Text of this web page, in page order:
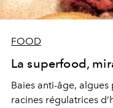
FOOD
La superfood,
Baies anti-âge, algues
racines régulatrices